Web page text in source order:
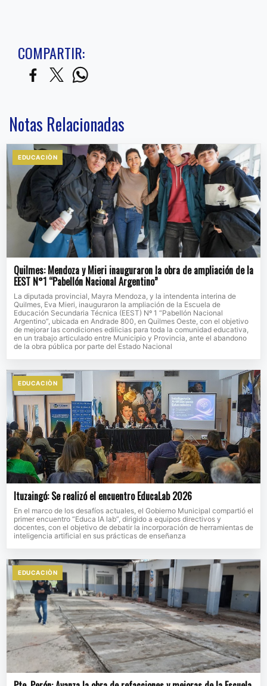
COMPARTIR:
Notas Relacionadas
EDUCACIÒN
Quilmes: Mendoza y Mieri inauguraron la obra de ampliación de la
EEST N°1 “Pabellón Nacional Argentino”
La diputada provincial, Mayra Mendoza, y la intendenta interina de
Quilmes, Eva Mieri, inauguraron la ampliación de la Escuela de
Educación Secundaria Técnica (EEST) Nº 1 “Pabellón Nacional
Argentino”, ubicada en Andrade 800, en Quilmes Oeste, con el objetivo
de mejorar las condiciones edilicias para toda la comunidad educativa,
en un trabajo articulado entre Municipio y Provincia, ante el abandono
de la obra pública por parte del Estado Nacional
EDUCACIÒN
Ituzaingó: Se realizó el encuentro EducaLab 2026
En el marco de los desafíos actuales, el Gobierno Municipal compartió el
primer encuentro “Educa IA lab”, dirigido a equipos directivos y
docentes, con el objetivo de debatir la incorporación de herramientas de
inteligencia artificial en sus prácticas de enseñanza
EDUCACIÒN